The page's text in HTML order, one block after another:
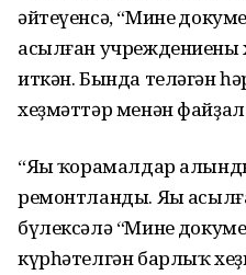
әйтеүенсә, “Минең
асылған
иткән. Бында теләгән
хеҙмәттәр менән
“Яңы ҡорамалдар
ремонтланды. Яңы
бүлексәлә “Минең
күрһәтелгән барлыҡ